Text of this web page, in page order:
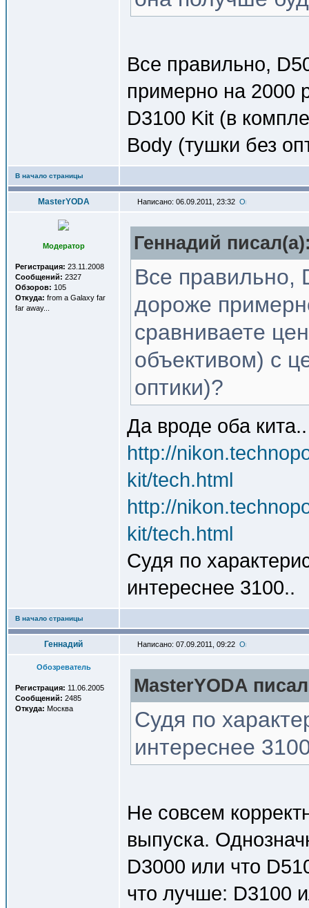
Все правильно,
примерно на 2000
D3100 Kit (в
Body (тушки без
В начало страницы
MasterYODA Написано: 06.09.2011, 23:32
Модератор
Регистрация: 23.11.2008
Сообщений: 2327
Обзоров: 105
Откуда: from a Galaxy far
far away...
Геннадий
Все правильно,
дороже
сравниваете
объективом) с
оптики)?
Да вроде оба кита..
http://
kit/tech.html
http://
kit/tech.html
Судя по
интереснее 3100..
В начало страницы
Геннадий Написано: 07.09.2011, 09:22
Обозреватель
Регистрация: 11.06.2005
Сообщений: 2485
Откуда: Москва
MasterYODA
Судя по
интереснее
Не совсем
выпуска.
D3000 или что
что лучше: D3100